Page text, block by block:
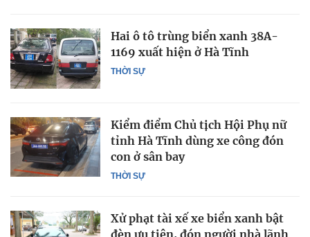
THỜI SỰ
Hai ô tô trùng biển xanh 38A-
1169 xuất hiện ở Hà Tĩnh
THỜI SỰ
Kiểm điểm Chủ tịch Hội Phụ nữ
tỉnh Hà Tĩnh dùng xe công đón
con ở sân bay
Xử phạt tài xế xe biển xanh bật
đèn ưu tiên, đón người nhà lãnh